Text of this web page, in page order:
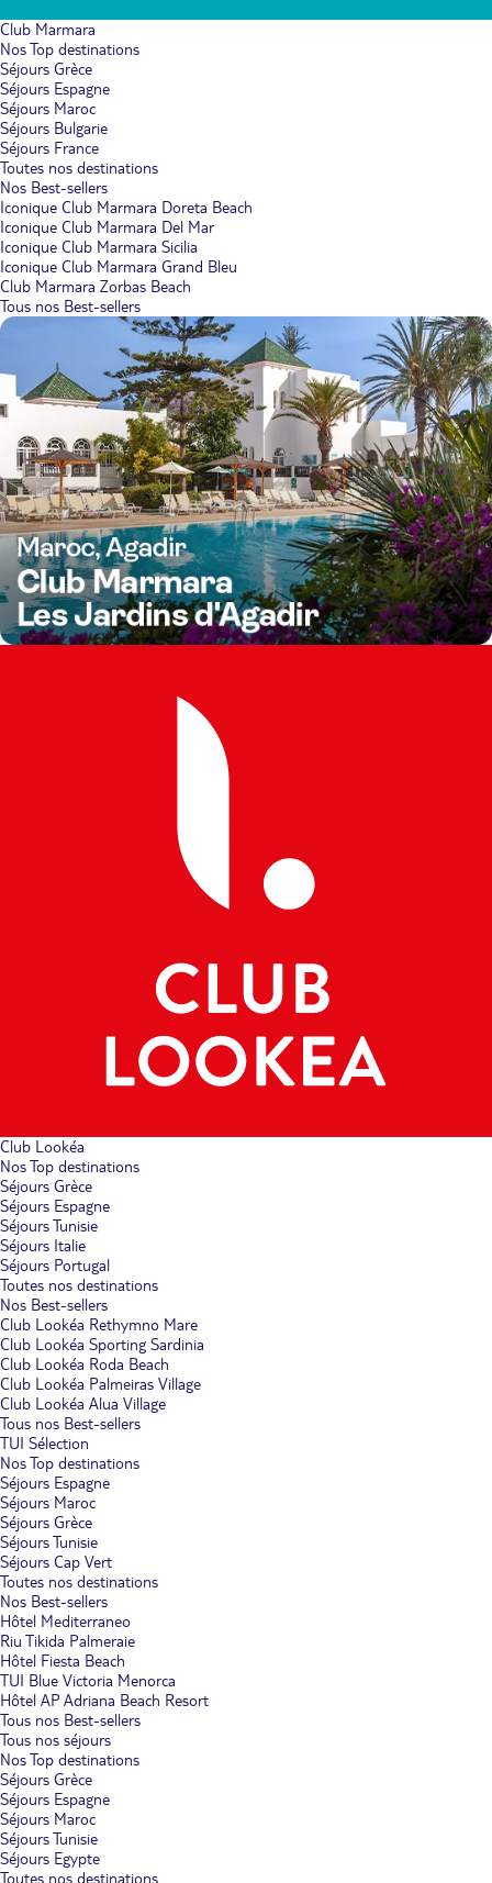
Club Marmara
Nos Top destinations
Séjours Grèce
Séjours Espagne
Séjours Maroc
Séjours Bulgarie
Séjours France
Toutes nos destinations
Nos Best-sellers
Iconique Club Marmara Doreta Beach
Iconique Club Marmara Del Mar
Iconique Club Marmara Sicilia
Iconique Club Marmara Grand Bleu
Club Marmara Zorbas Beach
Tous nos Best-sellers
Club Lookéa
Nos Top destinations
Séjours Grèce
Séjours Espagne
Séjours Tunisie
Séjours Italie
Séjours Portugal
Toutes nos destinations
Nos Best-sellers
Club Lookéa Rethymno Mare
Club Lookéa Sporting Sardinia
Club Lookéa Roda Beach
Club Lookéa Palmeiras Village
Club Lookéa Alua Village
Tous nos Best-sellers
TUI Sélection
Nos Top destinations
Séjours Espagne
Séjours Maroc
Séjours Grèce
Séjours Tunisie
Séjours Cap Vert
Toutes nos destinations
Nos Best-sellers
Hôtel Mediterraneo
Riu Tikida Palmeraie
Hôtel Fiesta Beach
TUI Blue Victoria Menorca
Hôtel AP Adriana Beach Resort
Tous nos Best-sellers
Tous nos séjours
Nos Top destinations
Séjours Grèce
Séjours Espagne
Séjours Maroc
Séjours Tunisie
Séjours Egypte
Toutes nos destinations